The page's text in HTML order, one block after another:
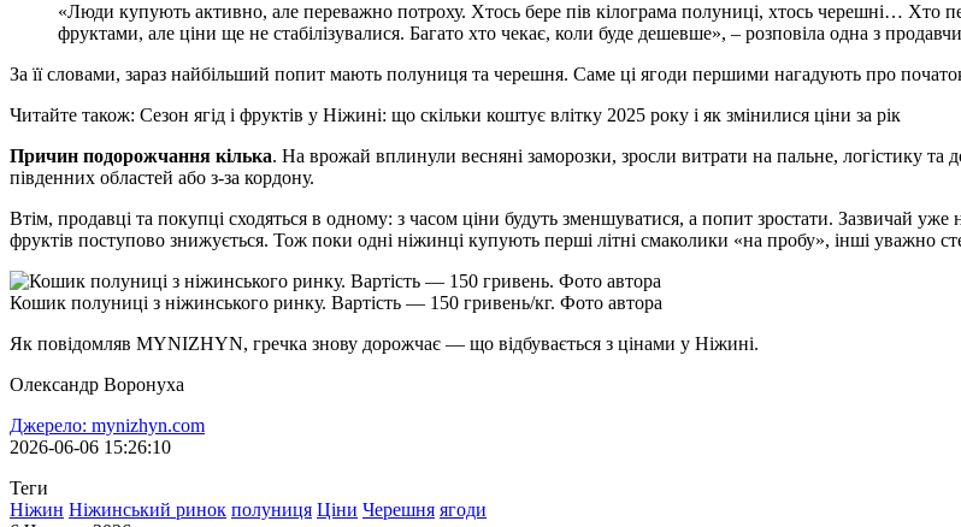
«Люди купують активно, але переважно потроху. Хтось бере пів кілограма полуниці, хтось черешні… Хто
фруктами, але ціни ще не стабілізувалися. Багато хто чекає, коли буде дешевше», – розповіла одна з
За її словами, зараз найбільший попит мають полуниця та черешня. Саме ці ягоди першими нагадують про
Читайте також: Сезон ягід і фруктів у Ніжині: що скільки коштує влітку 2025 року і як змінилися ціни за рік
Причин подорожчання кілька. На врожай вплинули весняні заморозки, зросли витрати на пальне, логістику
південних областей або з-за кордону.
Втім, продавці та покупці сходяться в одному: з часом ціни будуть зменшуватися, а попит зростати. Зазвичай уже
фруктів поступово знижується. Тож поки одні ніжинці купують перші літні смаколики «на пробу», інші уважно
Кошик полуниці з ніжинського ринку. Вартість — 150 гривень/кг. Фото автора
Як повідомляв MYNIZHYN, гречка знову дорожчає — що відбувається з цінами у Ніжині.
Олександр Воронуха
Джерело: mynizhyn.com
2026-06-06 15:26:10
Теги
Ніжин Ніжинський ринок полуниця Ціни Черешня ягоди